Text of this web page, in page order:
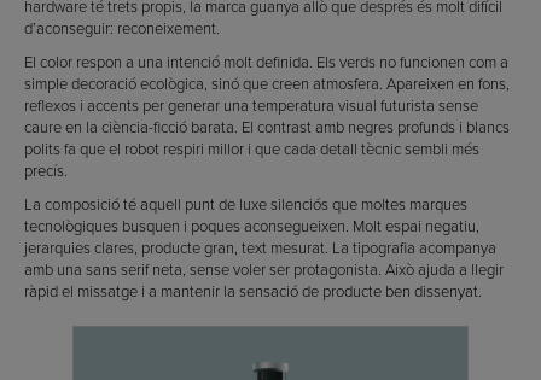
hardware té trets propis, la marca guanya allò que després és molt difícil
d’aconseguir: reconeixement.
El color respon a una intenció molt definida. Els verds no funcionen com a
simple decoració ecològica, sinó que creen atmosfera. Apareixen en fons,
reflexos i accents per generar una temperatura visual futurista sense
caure en la ciència-ficció barata. El contrast amb negres profunds i blancs
polits fa que el robot respiri millor i que cada detall tècnic sembli més
precís.
La composició té aquell punt de luxe silenciós que moltes marques
tecnològiques busquen i poques aconsegueixen. Molt espai negatiu,
jerarquies clares, producte gran, text mesurat. La tipografia acompanya
amb una sans serif neta, sense voler ser protagonista. Això ajuda a llegir
ràpid el missatge i a mantenir la sensació de producte ben dissenyat.